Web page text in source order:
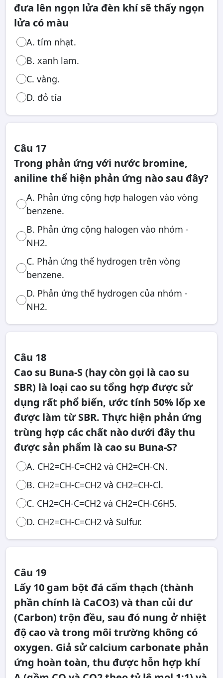
đưa lên ngọn lửa đèn khí sẽ thấy ngọn
lửa có màu
A. tím nhạt.
B. xanh lam.
C. vàng.
D. đỏ tía
Câu 17
Trong phản ứng với nước bromine,
aniline thể hiện phản ứng nào sau đây?
A. Phản ứng cộng hợp halogen vào vòng
benzene.
B. Phản ứng cộng halogen vào nhóm -
NH2.
C. Phản ứng thế hydrogen trên vòng
benzene.
D. Phản ứng thế hydrogen của nhóm -
NH2.
Câu 18
Cao su Buna-S (hay còn gọi là cao su
SBR) là loại cao su tổng hợp được sử
dụng rất phổ biến, ước tính 50% lốp xe
được làm từ SBR. Thực hiện phản ứng
trùng hợp các chất nào dưới đây thu
được sản phẩm là cao su Buna-S?
A. CH2=CH-C=CH2 và CH2=CH-CN.
B. CH2=CH-C=CH2 và CH2=CH-Cl.
C. CH2=CH-C=CH2 và CH2=CH-C6H5.
D. CH2=CH-C=CH2 và Sulfur.
Câu 19
Lấy 10 gam bột đá cẩm thạch (thành
phần chính là CaCO3) và than củi dư
(Carbon) trộn đều, sau đó nung ở nhiệt
độ cao và trong môi trường không có
oxygen. Giả sử calcium carbonate phản
ứng hoàn toàn, thu được hỗn hợp khí